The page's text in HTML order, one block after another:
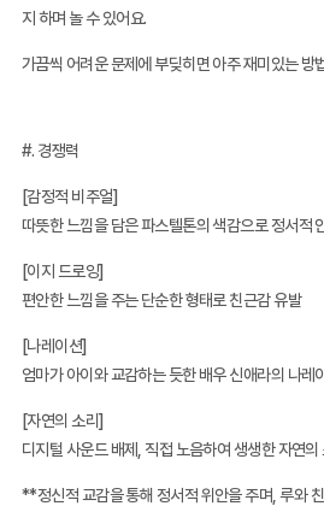
지 하며 놀 수 있어요.
가끔씩 어려운 문제에 부딪히면 아주 재미있는 방
#. 경쟁력
[감정적 비주얼]
따뜻한 느낌을 담은 파스텔톤의 색감으로 정서적
[이지 드로잉]
편안한 느낌을 주는 단순한 형태로 친근감 유발
[나레이션]
엄마가 아이와 교감하는 듯한 배우 신애라의 나레
[자연의 소리]
디지털 사운드 배제, 직접 노음하여 생생한 자연의
**정신적 교감을 통해 정서적 위안을 주며, 루와